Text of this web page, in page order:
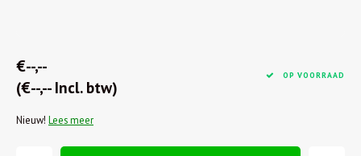
€--,--
(€--,-- Incl. btw)
OP VOORRAAD
Nieuw! Lees meer